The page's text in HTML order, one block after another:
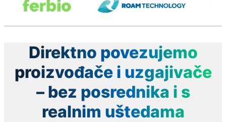
Direktno povezujemo
proizvođače i uzgajivače
– bez posrednika i s
realnim uštedama